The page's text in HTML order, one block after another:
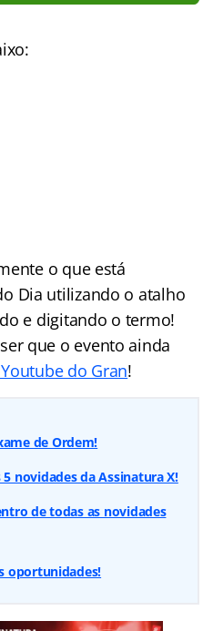
o que está
Dia utilizando o atalho
e digitando o termo!
que o evento ainda
do Gran!
de Ordem!
5 novidades da Assinatura X!
de todas as novidades
oportunidades!